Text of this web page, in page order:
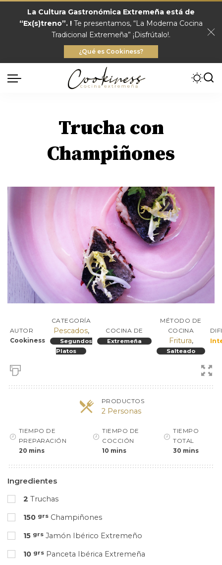
La Cultura Gastronómica Extremeña está de
“Ex(s)treno”. ! Te presentamos, “La Moderna Cocina
Tradicional Extremeña” ¡Disfrútalo!.
¿Qué es Cookiness?
Trucha con
Champiñones
AUTOR
Cookiness
CATEGORÍA
Pescados,
Segundos
Platos
COCINA DE
Extremeña
MÉTODO DE
COCINA
Fritura,
Salteado
PRODUCTOS
2 Personas
TIEMPO DE
PREPARACIÓN
20 mins
TIEMPO DE
COCCIÓN
10 mins
TIEMPO
TOTAL
30 mins
Ingredientes
2 Truchas
150 grs Champiñones
15 grs Jamón Ibérico Extremeño
10 grs Panceta Ibérica Extremeña